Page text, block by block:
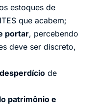
estoques de
que acabem;
portar, percebendo
deve ser discreto,
de
patrimônio e